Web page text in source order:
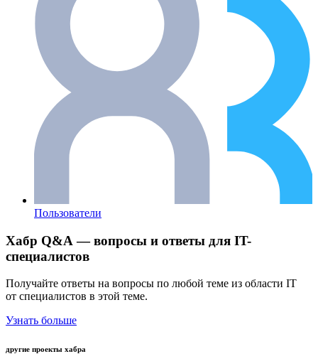
Пользователи
Хабр Q&A — вопросы и ответы для IT-
специалистов
Получайте ответы на вопросы по любой теме из области IT
от специалистов в этой теме.
Узнать больше
другие проекты хабра